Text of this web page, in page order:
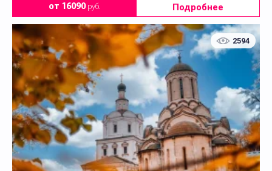
от 16090руб. Подробнее
2594